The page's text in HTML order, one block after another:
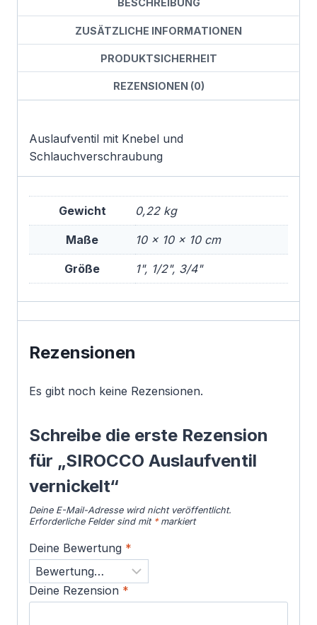
BESCHREIBUNG
ZUSÄTZLICHE INFORMATIONEN
PRODUKTSICHERHEIT
REZENSIONEN (0)
Auslaufventil mit Knebel und
Schlauchverschraubung
Gewicht 0,22 kg
Maße 10 × 10 × 10 cm
Größe 1", 1/2", 3/4"
Rezensionen
Es gibt noch keine Rezensionen.
Schreibe die erste Rezension
für „SIROCCO Auslaufventil
vernickelt“
Deine E-Mail-Adresse wird nicht veröffentlicht.
Erforderliche Felder sind mit *markiert
Deine Bewertung *
Deine Rezension *